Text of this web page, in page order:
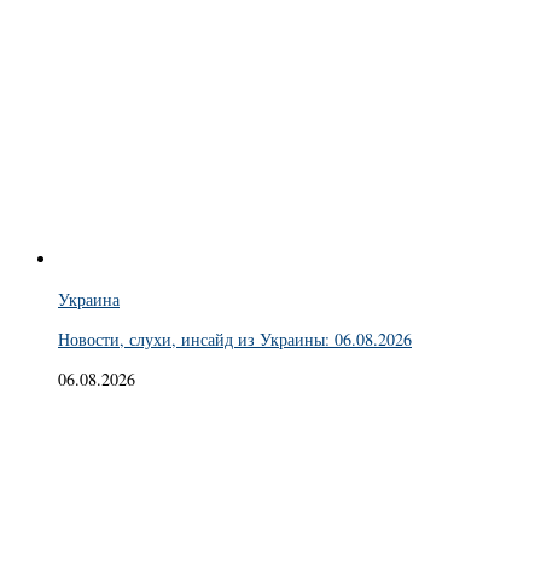
Украина
Новости, слухи, инсайд из Украины: 06.08.2026
06.08.2026